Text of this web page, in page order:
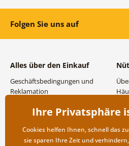
Folgen Sie uns auf
Alles über den Einkauf
Geschäftsbedingungen und
Reklamation
Versand- und
Rücksendung der Ware
Ihre Privatsphäre
Cookies helfen Ihnen, schnell das
sie sparen Ihre Zeit und